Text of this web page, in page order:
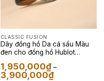
CLASSIC FUSION
Dây đồng hồ Da cá sấu Màu
đen cho đồng hồ Hublot
1,950,000₫ –
3,900,000₫Khoảng